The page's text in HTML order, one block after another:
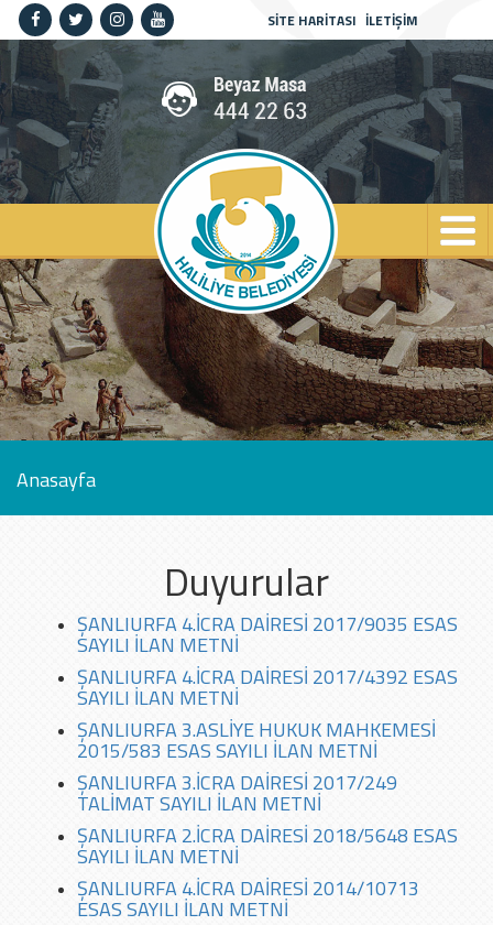
SİTE HARİTASI İLETİŞİM
Anasayfa
Duyurular
ŞANLIURFA 4.İCRA DAİRESİ 2017/9035 ESAS
SAYILI İLAN METNİ
ŞANLIURFA 4.İCRA DAİRESİ 2017/4392 ESAS
SAYILI İLAN METNİ
ŞANLIURFA 3.ASLİYE HUKUK MAHKEMESİ
2015/583 ESAS SAYILI İLAN METNİ
ŞANLIURFA 3.İCRA DAİRESİ 2017/249
TALİMAT SAYILI İLAN METNİ
ŞANLIURFA 2.İCRA DAİRESİ 2018/5648 ESAS
SAYILI İLAN METNİ
ŞANLIURFA 4.İCRA DAİRESİ 2014/10713
ESAS SAYILI İLAN METNİ
Anasayfa
Kurumsal
Haliliye
Spor
Kültür
Sanat
Güncel
İletişim